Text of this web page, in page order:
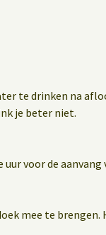
te drinken na
je beter niet.
voor de aanvang
mee te